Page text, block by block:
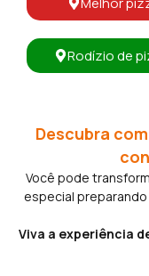
Rodízio de
Descubra
Você pode
especial
Viva a experiência